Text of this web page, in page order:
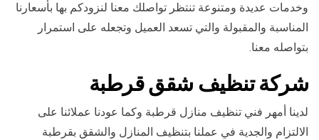
وخدمات عديدة ومتنوعة تنتظر تواصلك معنا لنزودكم بها بأسعارنا
المناسبة والمقبولة والتي تسعد العميل وتجعله على استمرار
بتواصله معنا.
شركة تنظيف شقق قرطبة
لدينا أمهر فني تنظيف منازل قرطبة وكما عودنا عملائنا على
الالتزام والجدية في عملنا بتنظيف المنازل والشقق بقرطبة